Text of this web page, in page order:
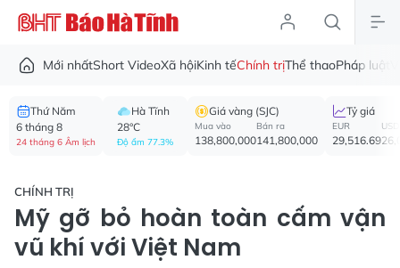
Mới nhấtShort VideoXã hộiKinh tếChính trịThể thaoPháp luật
Thứ Năm
6 tháng 8
24 tháng 6 Âm lịch
Hà Tĩnh
28°C
Độ ẩm 77.3%
Giá vàng (SJC)
Mua vào
138,800,000
Bán ra
141,800,000
Tỷ giá
EUR
29,516.69
USD
CHÍNH TRỊ
Mỹ gỡ bỏ hoàn toàn cấm vận
vũ khí với Việt Nam